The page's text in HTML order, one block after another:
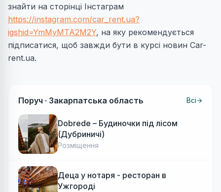
знайти на сторінці Інстаграм
https://instagram.com/car_rent.ua?
igshid=YmMyMTA2M2Y, на яку рекомендується
підписатися, щоб завжди бути в курсі новин Car-
rent.ua.
Поруч · Закарпатська область Всі
Dobrede – Будиночки під лісом
(Дубриничі)
Розміщення
Деца у нотаря - ресторан в
Ужгороді